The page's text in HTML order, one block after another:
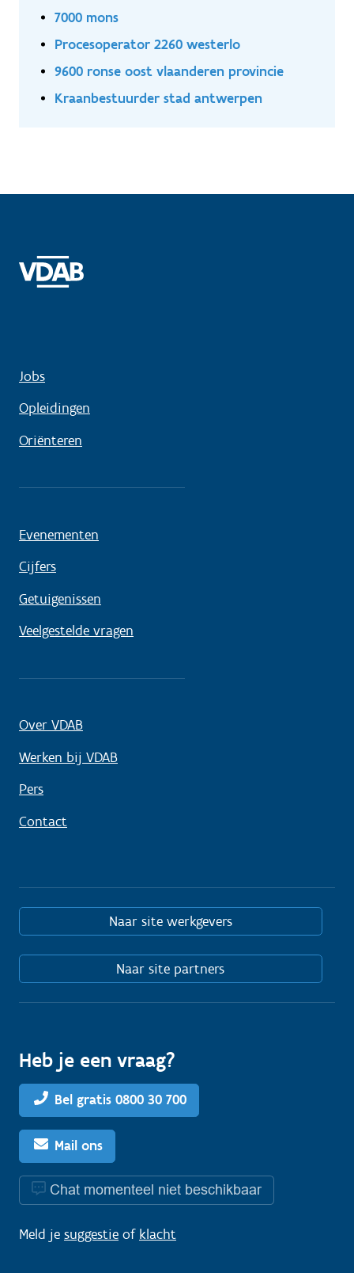
7000 mons
Procesoperator 2260 westerlo
9600 ronse oost vlaanderen provincie
Kraanbestuurder stad antwerpen
Jobs
Opleidingen
Oriënteren
Evenementen
Cijfers
Getuigenissen
Veelgestelde vragen
Over VDAB
Werken bij VDAB
Pers
Contact
Naar site werkgevers
Naar site partners
Heb je een vraag?
Bel gratis 0800 30 700
Mail ons
Chat momenteel niet beschikbaar
Meld je suggestie of klacht